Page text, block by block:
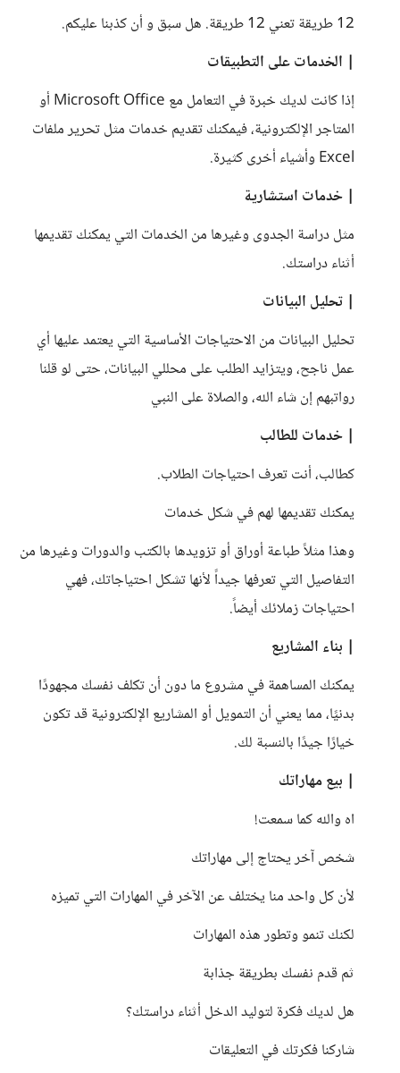
12 طريقة تعني 12 طريقة. هل سبق و أن كذبنا عليكم.
| الخدمات على التطبيقات
إذا كانت لديك خبرة في التعامل مع Microsoft Office أو
المتاجر الإلكترونية، فيمكنك تقديم خدمات مثل تحرير ملفات
Excel وأشياء أخرى كثيرة.
| خدمات استشارية
مثل دراسة الجدوى وغيرها من الخدمات التي يمكنك تقديمها
أثناء دراستك.
| تحليل البيانات
تحليل البيانات من الاحتياجات الأساسية التي يعتمد عليها أي
عمل ناجح، ويتزايد الطلب على محللي البيانات، حتى لو قلنا
رواتبهم إن شاء الله، والصلاة على النبي
| خدمات للطالب
كطالب، أنت تعرف احتياجات الطلاب.
يمكنك تقديمها لهم في شكل خدمات
وهذا مثلاً طباعة أوراق أو تزويدها بالكتب والدورات وغيرها من
التفاصيل التي تعرفها جيداً لأنها تشكل احتياجاتك، فهي
احتياجات زملائك أيضاً.
| بناء المشاريع
يمكنك المساهمة في مشروع ما دون أن تكلف نفسك مجهودًا
بدنيًا، مما يعني أن التمويل أو المشاريع الإلكترونية قد تكون
خيارًا جيدًا بالنسبة لك.
| بيع مهاراتك
اه والله كما سمعت!
شخص آخر يحتاج إلى مهاراتك
لأن كل واحد منا يختلف عن الآخر في المهارات التي تميزه
لكنك تنمو وتطور هذه المهارات
ثم قدم نفسك بطريقة جذابة
هل لديك فكرة لتوليد الدخل أثناء دراستك؟
شاركنا فكرتك في التعليقات